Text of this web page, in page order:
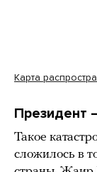
Карта
Президент
Такое
сложилось в